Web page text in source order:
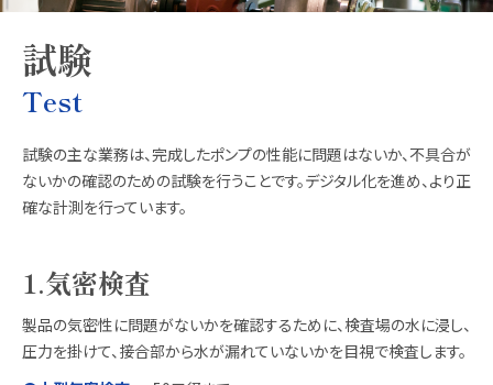
試験
Test
試験の主な業務は、完成したポンプの性能に問題はないか、不具合が
ないかの確認のための試験を行うことです。デジタル化を進め、より正
確な計測を行っています。
1.気密検査
製品の気密性に問題がないかを確認するために、検査場の水に浸し、
圧力を掛けて、接合部から水が漏れていないかを目視で検査します。